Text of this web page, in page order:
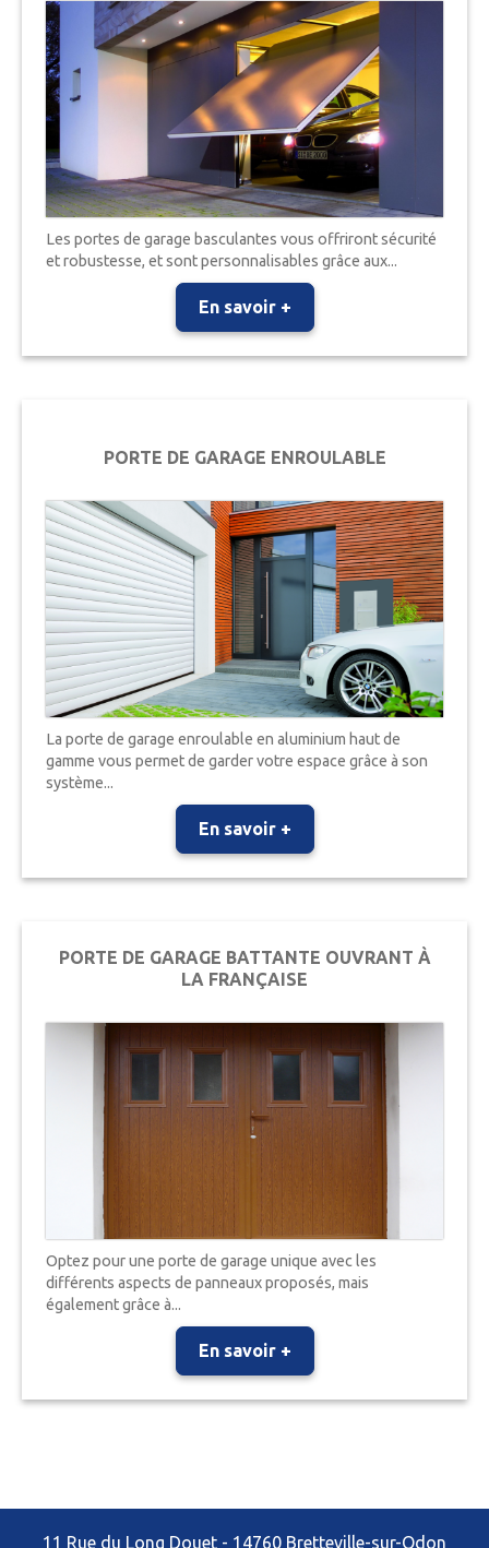
Les portes de garage basculantes vous offriront sécurité
et robustesse, et sont personnalisables grâce aux...
En savoir +
PORTE DE GARAGE ENROULABLE
La porte de garage enroulable en aluminium haut de
gamme vous permet de garder votre espace grâce à son
système...
En savoir +
PORTE DE GARAGE BATTANTE OUVRANT À
LA FRANÇAISE
Optez pour une porte de garage unique avec les
différents aspects de panneaux proposés, mais
également grâce à...
En savoir +
11 Rue du Long Douet - 14760 Bretteville-sur-Odon